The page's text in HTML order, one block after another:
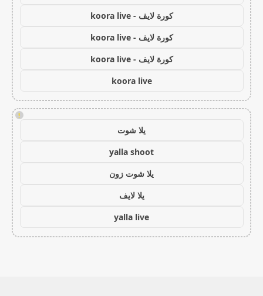
كورة لايف - koora live
كورة لايف - koora live
كورة لايف - koora live
koora live
!
يلا شوت
yalla shoot
يلا شوت زون
يلا لايف
yalla live